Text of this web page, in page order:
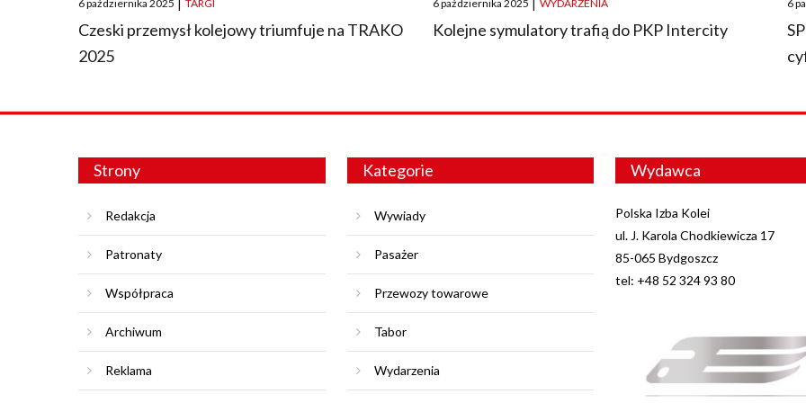
on
6 października 2025 | TARGI
Czeski przemysł kolejowy triumfuje na TRAKO
2025
on
6 października 2025 | WYDARZENIA
Kolejne symulatory trafią do PKP Intercity
on
6
Strony
Redakcja
Patronaty
Współpraca
Archiwum
Reklama
Kategorie
Wywiady
Pasażer
Przewozy towarowe
Tabor
Wydarzenia
Wydawca
Polska Izba Kolei
ul. J. Karola Chodkiewicza 17
85-065 Bydgoszcz
tel: +48 52 324 93 80